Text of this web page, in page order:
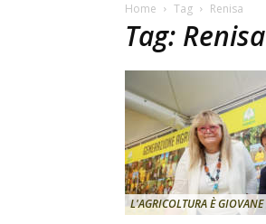
Home Tag Renisa
Tag: Renisa
L'AGRICOLTURA È GIOVANE